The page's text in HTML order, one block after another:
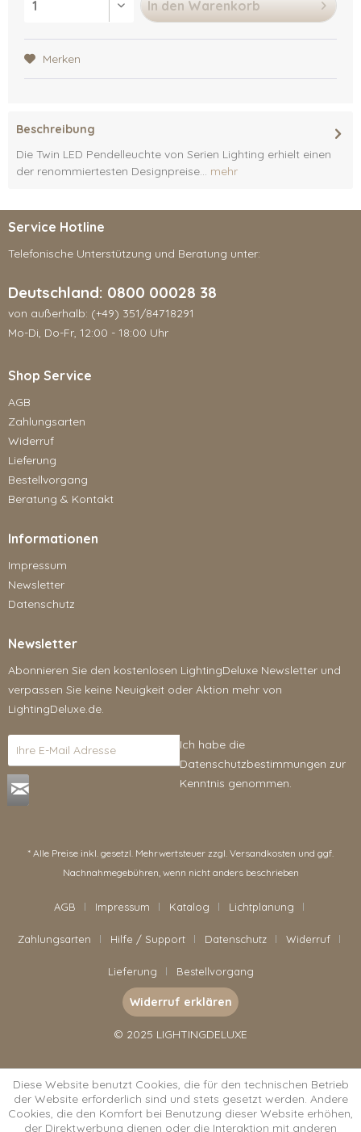
In den Warenkorb
Merken
Beschreibung
Die Twin LED Pendelleuchte von Serien Lighting erhielt einen
der renommiertesten Designpreise... mehr
Service Hotline
Telefonische Unterstützung und Beratung unter:
Deutschland: 0800 00028 38
von außerhalb: (+49) 351/84718291
Mo-Di, Do-Fr, 12:00 - 18:00 Uhr
Shop Service
AGB
Zahlungsarten
Widerruf
Lieferung
Bestellvorgang
Beratung & Kontakt
Informationen
Impressum
Newsletter
Datenschutz
Newsletter
Abonnieren Sie den kostenlosen LightingDeluxe Newsletter und
verpassen Sie keine Neuigkeit oder Aktion mehr von
LightingDeluxe.de.
Ich habe die
Datenschutzbestimmungen zur
Kenntnis genommen.
* Alle Preise inkl. gesetzl. Mehrwertsteuer zzgl. Versandkosten und ggf.
Nachnahmegebühren, wenn nicht anders beschrieben
AGB Impressum Katalog Lichtplanung
Zahlungsarten Hilfe / Support Datenschutz Widerruf
Lieferung Bestellvorgang
Widerruf erklären
© 2025 LIGHTINGDELUXE
Diese Website benutzt Cookies, die für den technischen Betrieb
der Website erforderlich sind und stets gesetzt werden. Andere
Cookies, die den Komfort bei Benutzung dieser Website erhöhen,
der Direktwerbung dienen oder die Interaktion mit anderen